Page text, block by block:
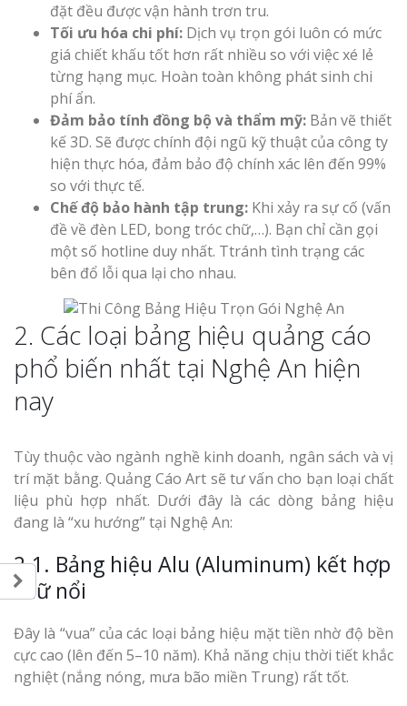
đặt đều được vận hành trơn tru.
Tối ưu hóa chi phí: Dịch vụ trọn gói luôn có mức
giá chiết khấu tốt hơn rất nhiều so với việc xé lẻ
từng hạng mục. Hoàn toàn không phát sinh chi
phí ẩn.
Đảm bảo tính đồng bộ và thẩm mỹ: Bản vẽ thiết
kế 3D. Sẽ được chính đội ngũ kỹ thuật của công ty
hiện thực hóa, đảm bảo độ chính xác lên đến 99%
so với thực tế.
Chế độ bảo hành tập trung: Khi xảy ra sự cố (vấn
đề về đèn LED, bong tróc chữ,…). Bạn chỉ cần gọi
một số hotline duy nhất. Ttránh tình trạng các
bên đổ lỗi qua lại cho nhau.
2. Các loại bảng hiệu quảng cáo
phổ biến nhất tại Nghệ An hiện
nay
Tùy thuộc vào ngành nghề kinh doanh, ngân sách và vị
trí mặt bằng. Quảng Cáo Art sẽ tư vấn cho bạn loại chất
liệu phù hợp nhất. Dưới đây là các dòng bảng hiệu
đang là “xu hướng” tại Nghệ An:
2.1. Bảng hiệu Alu (Aluminum) kết hợp
chữ nổi
Đây là “vua” của các loại bảng hiệu mặt tiền nhờ độ bền
cực cao (lên đến 5–10 năm). Khả năng chịu thời tiết khắc
nghiệt (nắng nóng, mưa bão miền Trung) rất tốt.